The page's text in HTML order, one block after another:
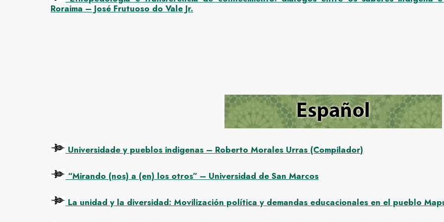
Roraima – José Frutuoso do Vale Jr.
Universidade y pueblos indigenas – Roberto Morales Urras (Compilador)
“Mirando (nos) a (en) los otros” – Universidad de San Marcos
La unidad y la diversidad: Movilización política y demandas educacionales en el pueblo